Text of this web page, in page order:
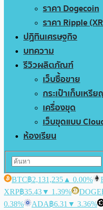
ราคา Dogecoin
ราคา Ripple
ปฏิทินเศรษฐกิจ
บทความ
รีวิวผลิตภัณฑ์
เว็บซื้อขาย
กระเป๋าเก็บเหรี
เครื่องขุด
เว็บขุดแบบ
ห้องเรียน
BTC฿2,131,235 ▲ 0.00%
XRP฿35.43▼ 1.39% DOGE
0.38%
ADA฿6.31 ▼ 3.36%